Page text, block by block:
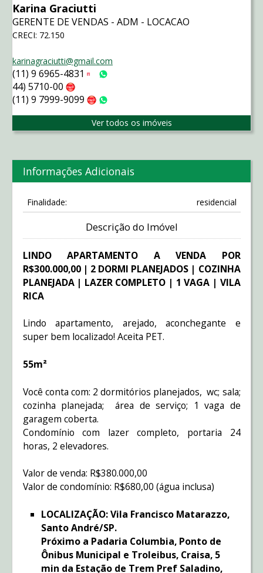
Karina Graciutti
GERENTE DE VENDAS - ADM - LOCACAO
CRECI: 72.150
karinagraciutti@gmail.com
(11) 9 6965-4831 Tim
44) 5710-00
(11) 9 7999-9099 Claro
Ver todos os imóveis
Informações Adicionais
Finalidade: residencial
Descrição do Imóvel
LINDO APARTAMENTO A VENDA POR
R$300.000,00 | 2 DORMI PLANEJADOS | COZINHA
PLANEJADA | LAZER COMPLETO | 1 VAGA | VILA
RICA
Lindo apartamento, arejado, aconchegante e
super bem localizado! Aceita PET.
55m²
Você conta com: 2 dormitórios planejados, wc; sala;
cozinha planejada; área de serviço; 1 vaga de
garagem coberta.
Condomínio com lazer completo, portaria 24
horas, 2 elevadores.
Valor de venda: R$380.000,00
Valor de condomínio: R$680,00 (água inclusa)
LOCALIZAÇÃO: Vila Francisco Matarazzo,
Santo André/SP.
Próximo a Padaria Columbia, Ponto de
Ônibus Municipal e Troleibus, Craisa, 5
min da Estação de Trem Pref Saladino,